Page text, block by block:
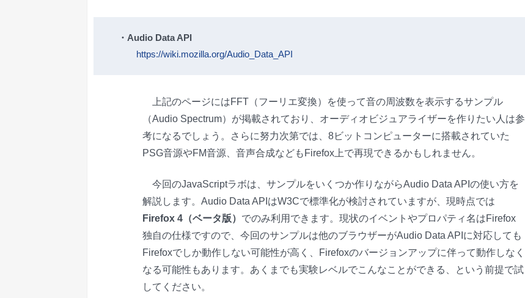
・Audio Data API
https://wiki.mozilla.org/Audio_Data_API
上記のページにはFFT（フーリエ変換）を使って音の周波数を表示するサンプル
（Audio Spectrum）が掲載されており、オーディオビジュアライザーを作りたい人は参
考になるでしょう。さらに努力次第では、8ビットコンピューターに搭載されていた
PSG音源やFM音源、音声合成などもFirefox上で再現できるかもしれません。
今回のJavaScriptラボは、サンプルをいくつか作りながらAudio Data APIの使い方を
解説します。Audio Data APIはW3Cで標準化が検討されていますが、現時点では
Firefox 4（ベータ版） でのみ利用できます。現状のイベントやプロパティ名はFirefox
独自の仕様ですので、今回のサンプルは他のブラウザーがAudio Data APIに対応しても
Firefoxでしか動作しない可能性が高く、Firefoxのバージョンアップに伴って動作しなく
なる可能性もあります。あくまでも実験レベルでこんなことができる、という前提で試
してください。